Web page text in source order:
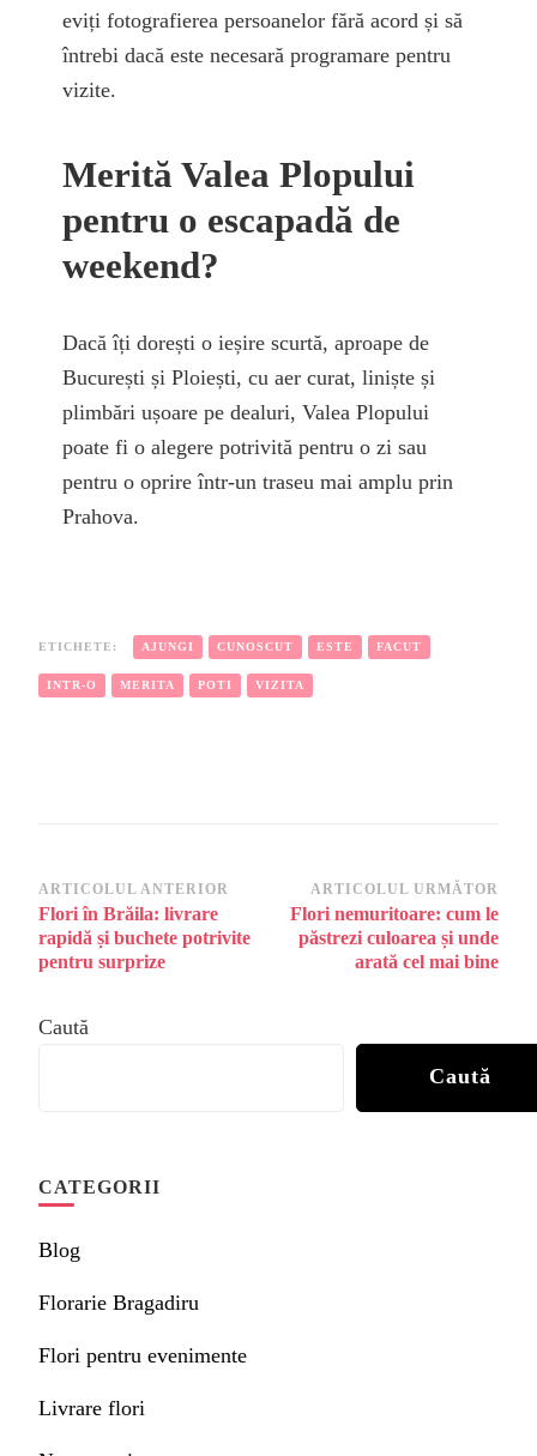
eviți fotografierea persoanelor fără acord și să
întrebi dacă este necesară programare pentru
vizite.
Merită Valea Plopului
pentru o escapadă de
weekend?
Dacă îți dorești o ieșire scurtă, aproape de
București și Ploiești, cu aer curat, liniște și
plimbări ușoare pe dealuri, Valea Plopului
poate fi o alegere potrivită pentru o zi sau
pentru o oprire într-un traseu mai amplu prin
Prahova.
ETICHETE: AJUNGI CUNOSCUT ESTE FACUT
INTR-O MERITA POTI VIZITA
Navigare
în
articole
ARTICOLUL ANTERIOR
Flori în Brăila: livrare
rapidă și buchete potrivite
pentru surprize
ARTICOLUL URMĂTOR
Flori nemuritoare: cum le
păstrezi culoarea și unde
arată cel mai bine
Caută
Caută
CATEGORII
Blog
Florarie Bragadiru
Flori pentru evenimente
Livrare flori